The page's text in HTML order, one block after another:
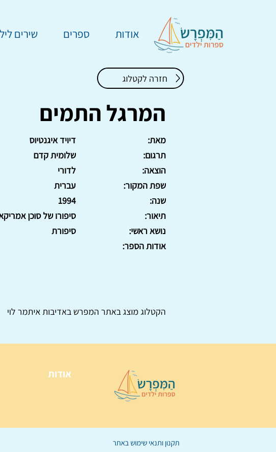
אודות ספרים שירים
חזרה לקטלוג
המרגל התמים
דיויד איגנטיוס
מאת:
שלומית קדם
תרגום:
לדורי
הוצאה:
עברית
שפת המקור:
1994
שנה:
סיפורו של סוכן
תיאור:
סיפורת
נושא ראשי:
אודות הספר:
הקטלוג מוצג באתר המפרש באדיבות איתמר לוי
אודות
תקנון ותנאי שימוש באתר